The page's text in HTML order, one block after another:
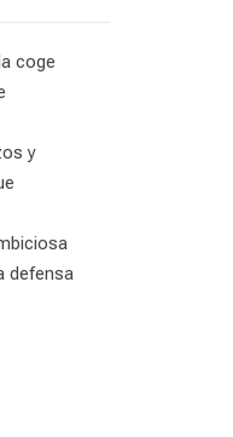
coge
y
defensa